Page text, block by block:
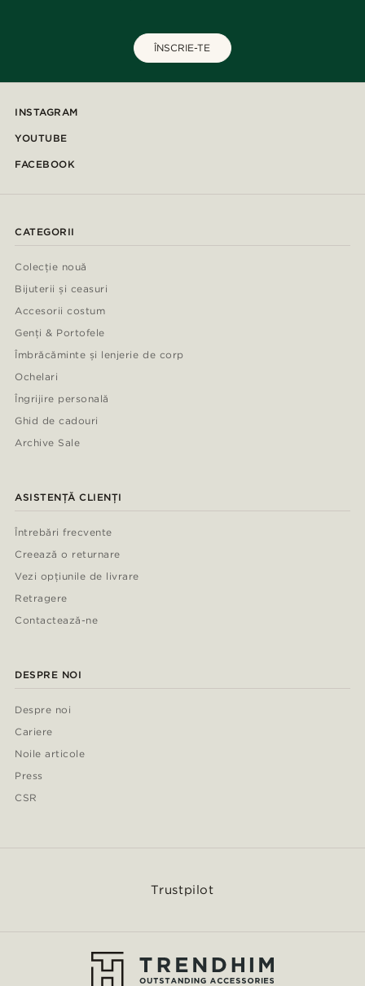
ÎNSCRIE-TE
INSTAGRAM
YOUTUBE
FACEBOOK
CATEGORII
Colecție nouă
Bijuterii și ceasuri
Accesorii costum
Genți & Portofele
Îmbrăcăminte și lenjerie de corp
Ochelari
Îngrijire personală
Ghid de cadouri
Archive Sale
ASISTENȚĂ CLIENȚI
Întrebări frecvente
Creează o returnare
Vezi opțiunile de livrare
Retragere
Contactează-ne
DESPRE NOI
Despre noi
Cariere
Noile articole
Press
CSR
Trustpilot